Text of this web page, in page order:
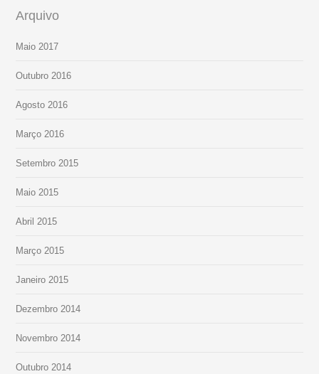
Arquivo
Maio 2017
Outubro 2016
Agosto 2016
Março 2016
Setembro 2015
Maio 2015
Abril 2015
Março 2015
Janeiro 2015
Dezembro 2014
Novembro 2014
Outubro 2014